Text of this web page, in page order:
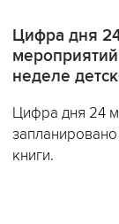
Цифра дня
неделе
Цифра дня 24
книги.